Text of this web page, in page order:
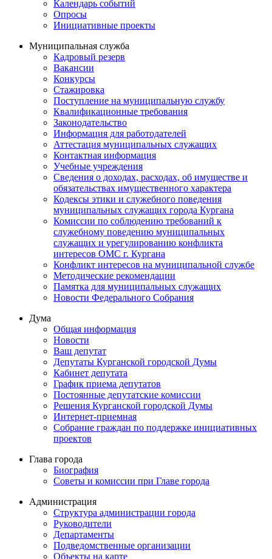
Календарь событий
Опросы
Инициативные проекты
Муниципальная служба
Кадровый резерв
Вакансии
Конкурсы
Стажировка
Поступление на муниципальную службу
Квалификационные требования
Законодательство
Информация для работодателей
Аттестация муниципальных служащих
Контактная информация
Учебные учреждения
Сведения о доходах, расходах, об имуществе и
обязательствах имущественного характера
Кодексы этики и служебного поведения
муниципальных служащих города Кургана
Комиссии по соблюдению требований к
служебному поведению муниципальных
служащих и урегулированию конфликта
интересов ОМС г. Кургана
Конфликт интересов на муниципальной службе
Методические рекомендации
Памятка для муниципальных служащих
Новости Федерального Cобрания
Дума
Общая информация
Новости
Ваш депутат
Депутаты Курганской городской Думы
Кабинет депутата
График приема депутатов
Постоянные депутатские комиссии
Решения Курганской городской Думы
Интернет-приемная
Собрание граждан по поддержке инициативных
проектов
Глава города
Биография
Советы и комиссии при Главе города
Администрация
Структура администрации города
Руководители
Департаменты
Подведомственные организации
Объекты на карте